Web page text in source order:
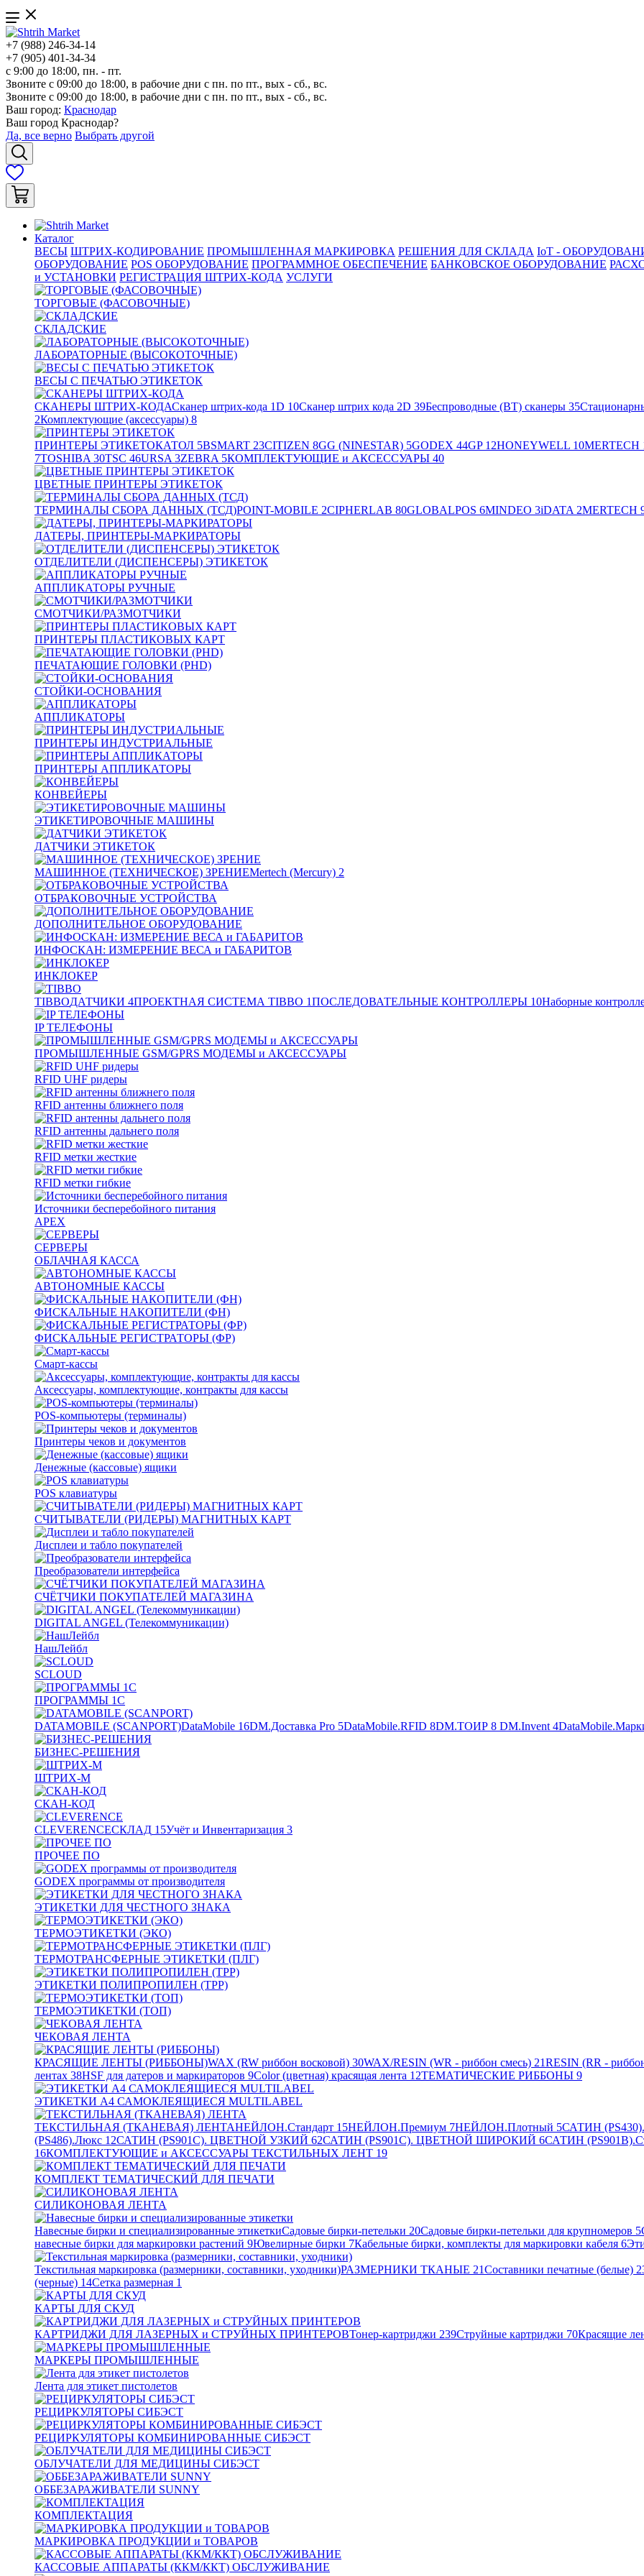
+7 (988) 246-34-14
+7 (905) 401-34-34
с 9:00 до 18:00, пн. - пт.
Звоните с 09:00 до 18:00, в рабочие дни с пн. по пт., вых - сб., вс.
Звоните с 09:00 до 18:00, в рабочие дни с пн. по пт., вых - сб., вс.
Ваш город: Краснодар
Ваш город Краснодар?
Да, все верно Выбрать другой
Каталог
ВЕСЫ ШТРИХ-КОДИРОВАНИЕ ПРОМЫШЛЕННАЯ МАРКИРОВКА РЕШЕНИЯ ДЛЯ СКЛАДА IoT -
ОБОРУДОВАНИЕ POS ОБОРУДОВАНИЕ ПРОГРАММНОЕ ОБЕСПЕЧЕНИЕ БАНКОВСКОЕ ОБОРУДОВАНИЕ
и УСТАНОВКИ РЕГИСТРАЦИЯ ШТРИХ-КОДА УСЛУГИ
ТОРГОВЫЕ (ФАСОВОЧНЫЕ)
СКЛАДСКИЕ
ЛАБОРАТОРНЫЕ (ВЫСОКОТОЧНЫЕ)
ВЕСЫ С ПЕЧАТЬЮ ЭТИКЕТОК
СКАНЕРЫ ШТРИХ-КОДАСканер штрих-кода 1D 10Сканер штрих кода 2D 39Беспроводные (BT) сканеры 35
2Комплектующие (аксессуары) 8
ПРИНТЕРЫ ЭТИКЕТОКАТОЛ 5BSMART 23CITIZEN 8GG (NINESTAR) 5GODEX 44GP12HONEYWELL 10MERTECH
7TOSHIBA 30TSC 46URSA 3ZEBRA 5КОМПЛЕКТУЮЩИЕ и АКСЕССУАРЫ 40
ЦВЕТНЫЕ ПРИНТЕРЫ ЭТИКЕТОК
ТЕРМИНАЛЫ СБОРА ДАННЫХ (ТСД)POINT-MOBILE 2CIPHERLAB 80GLOBALPOS 6MINDEO 3iDATA 2MERTECH
ДАТЕРЫ, ПРИНТЕРЫ-МАРКИРАТОРЫ
ОТДЕЛИТЕЛИ (ДИСПЕНСЕРЫ) ЭТИКЕТОК
АППЛИКАТОРЫ РУЧНЫЕ
СМОТЧИКИ/РАЗМОТЧИКИ
ПРИНТЕРЫ ПЛАСТИКОВЫХ КАРТ
ПЕЧАТАЮЩИЕ ГОЛОВКИ (PHD)
СТОЙКИ-ОСНОВАНИЯ
АППЛИКАТОРЫ
ПРИНТЕРЫ ИНДУСТРИАЛЬНЫЕ
ПРИНТЕРЫ АППЛИКАТОРЫ
КОНВЕЙЕРЫ
ЭТИКЕТИРОВОЧНЫЕ МАШИНЫ
ДАТЧИКИ ЭТИКЕТОК
МАШИННОЕ (ТЕХНИЧЕСКОЕ) ЗРЕНИЕMertech (Mercury) 2
ОТБРАКОВОЧНЫЕ УСТРОЙСТВА
ДОПОЛНИТЕЛЬНОЕ ОБОРУДОВАНИЕ
ИНФОСКАН: ИЗМЕРЕНИЕ ВЕСА и ГАБАРИТОВ
ИНКЛОКЕР
TIBBOДАТЧИКИ 4ПРОЕКТНАЯ СИСТЕМА TIBBO 1ПОСЛЕДОВАТЕЛЬНЫЕ КОНТРОЛЛЕРЫ 10Наборные
IP ТЕЛЕФОНЫ
ПРОМЫШЛЕННЫЕ GSM/GPRS МОДЕМЫ и АКСЕССУАРЫ
RFID UHF ридеры
RFID антенны ближнего поля
RFID антенны дальнего поля
RFID метки жесткие
RFID метки гибкие
Источники бесперебойного питания
APEX
СЕРВЕРЫ
ОБЛАЧНАЯ КАССА
АВТОНОМНЫЕ КАССЫ
ФИСКАЛЬНЫЕ НАКОПИТЕЛИ (ФН)
ФИСКАЛЬНЫЕ РЕГИСТРАТОРЫ (ФР)
Смарт-кассы
Аксессуары, комплектующие, контракты для кассы
POS-компьютеры (терминалы)
Принтеры чеков и документов
Денежные (кассовые) ящики
POS клавиатуры
СЧИТЫВАТЕЛИ (РИДЕРЫ) МАГНИТНЫХ КАРТ
Дисплеи и табло покупателей
Преобразователи интерфейса
СЧЁТЧИКИ ПОКУПАТЕЛЕЙ МАГАЗИНА
DIGITAL ANGEL (Телекоммуникации)
НашЛейбл
SCLOUD
ПРОГРАММЫ 1С
DATAMOBILE (SCANPORT)DataMobile 16DM.Доставка Pro 5DataMobile.RFID 8DM.ТОИР 8 DM.Invent 4
БИЗНЕС-РЕШЕНИЯ
ШТРИХ-М
СКАН-КОД
CLEVERENCEСКЛАД 15Учёт и Инвентаризация 3
ПРОЧЕЕ ПО
GODEX программы от производителя
ЭТИКЕТКИ ДЛЯ ЧЕСТНОГО ЗНАКА
ТЕРМОЭТИКЕТКИ (ЭКО)
ТЕРМОТРАНСФЕРНЫЕ ЭТИКЕТКИ (ПЛГ)
ЭТИКЕТКИ ПОЛИПРОПИЛЕН (TPP)
ТЕРМОЭТИКЕТКИ (ТОП)
ЧЕКОВАЯ ЛЕНТА
КРАСЯЩИЕ ЛЕНТЫ (РИББОНЫ)WAX (RW риббон восковой) 30WAX/RESIN (WR - риббон смесь) 21RESIN (RR -
лентах 38HSF для датеров и маркираторов 9Color (цветная) красящая лента 12ТЕМАТИЧЕСКИЕ РИББОНЫ 9
ЭТИКЕТКИ А4 САМОКЛЕЯЩИЕСЯ MULTILABEL
ТЕКСТИЛЬНАЯ (ТКАНЕВАЯ) ЛЕНТАНЕЙЛОН.Стандарт 15НЕЙЛОН.Премиум 7НЕЙЛОН.Плотный 5САТИН
(PS486).Люкс 12САТИН (PS901C). ЦВЕТНОЙ УЗКИЙ 62САТИН (PS901C). ЦВЕТНОЙ ШИРОКИЙ 6САТИН
16КОМПЛЕКТУЮЩИЕ и АКСЕССУАРЫ ТЕКСТИЛЬНЫХ ЛЕНТ 19
КОМПЛЕКТ ТЕМАТИЧЕСКИЙ ДЛЯ ПЕЧАТИ
СИЛИКОНОВАЯ ЛЕНТА
Навесные бирки и специализированные этикеткиСадовые бирки-петельки 20Садовые бирки-петельки для крупномеров 5
навесные бирки для маркировки растений 9Ювелирные бирки 7Кабельные бирки, комплекты для маркировки кабеля 6
Текстильная маркировка (размерники, составники, уходники)РАЗМЕРНИКИ ТКАНЫЕ 21Составники печатные (белые)
(черные) 14Сетка размерная 1
КАРТЫ ДЛЯ СКУД
КАРТРИДЖИ ДЛЯ ЛАЗЕРНЫХ и СТРУЙНЫХ ПРИНТЕРОВТонер-картриджи 239Струйные картриджи 70Красящие
МАРКЕРЫ ПРОМЫШЛЕННЫЕ
Лента для этикет пистолетов
РЕЦИРКУЛЯТОРЫ СИБЭСТ
РЕЦИРКУЛЯТОРЫ КОМБИНИРОВАННЫЕ СИБЭСТ
ОБЛУЧАТЕЛИ ДЛЯ МЕДИЦИНЫ СИБЭСТ
ОББЕЗАРАЖИВАТЕЛИ SUNNY
КОМПЛЕКТАЦИЯ
МАРКИРОВКА ПРОДУКЦИИ и ТОВАРОВ
КАССОВЫЕ АППАРАТЫ (ККМ/ККТ) ОБСЛУЖИВАНИЕ